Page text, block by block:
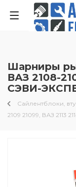
Шарниры
ВАЗ 2108-
СЭВИ-
Сайлентблоки,
2109 21099, ВАЗ 2113